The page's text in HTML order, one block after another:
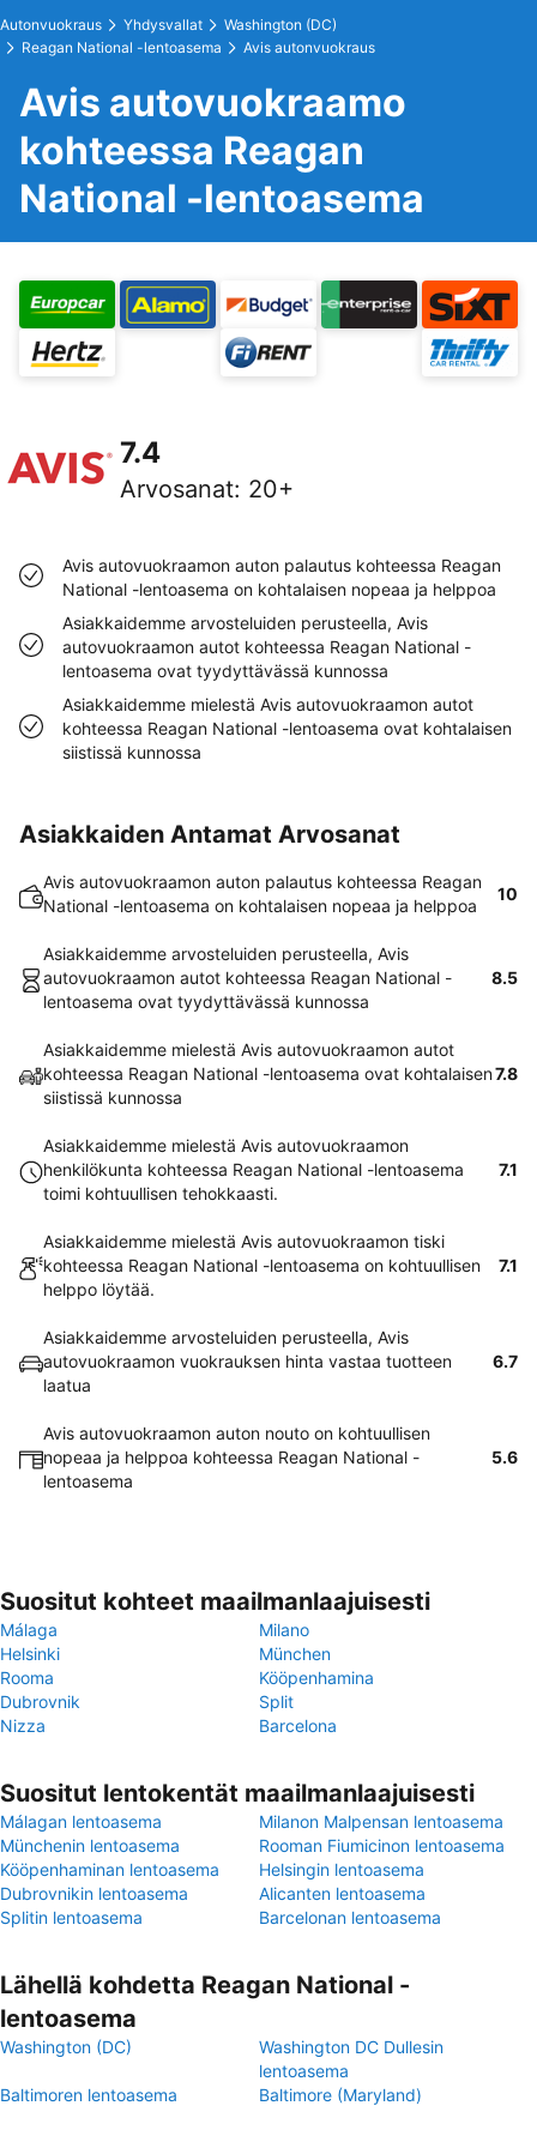
Autonvuokraus Yhdysvallat
Washington (DC)
Reagan National -lentoasema
Avis autonvuokraus
Avis autovuokraamo
kohteessa Reagan
National -lentoasema
7.4
Arvosanat: 20+
Avis autovuokraamon auton palautus kohteessa Reagan
National -lentoasema on kohtalaisen nopeaa ja helppoa
Asiakkaidemme arvosteluiden perusteella, Avis
autovuokraamon autot kohteessa Reagan National -
lentoasema ovat tyydyttävässä kunnossa
Asiakkaidemme mielestä Avis autovuokraamon autot
kohteessa Reagan National -lentoasema ovat kohtalaisen
siistissä kunnossa
Asiakkaiden Antamat Arvosanat
Avis autovuokraamon auton palautus kohteessa Reagan
National -lentoasema on kohtalaisen nopeaa ja helppoa
10
Asiakkaidemme arvosteluiden perusteella, Avis
autovuokraamon autot kohteessa Reagan National -
lentoasema ovat tyydyttävässä kunnossa
8.5
Asiakkaidemme mielestä Avis autovuokraamon autot
kohteessa Reagan National -lentoasema ovat kohtalaisen
siistissä kunnossa
7.8
Asiakkaidemme mielestä Avis autovuokraamon
henkilökunta kohteessa Reagan National -lentoasema
toimi kohtuullisen tehokkaasti.
7.1
Asiakkaidemme mielestä Avis autovuokraamon tiski
kohteessa Reagan National -lentoasema on kohtuullisen
helppo löytää.
7.1
Asiakkaidemme arvosteluiden perusteella, Avis
autovuokraamon vuokrauksen hinta vastaa tuotteen
laatua
6.7
Avis autovuokraamon auton nouto on kohtuullisen
nopeaa ja helppoa kohteessa Reagan National -
lentoasema
5.6
Suositut kohteet maailmanlaajuisesti
Málaga
Milano
Helsinki
München
Rooma
Kööpenhamina
Dubrovnik
Split
Nizza
Barcelona
Suositut lentokentät maailmanlaajuisesti
Málagan lentoasema
Milanon Malpensan lentoasema
Münchenin lentoasema
Rooman Fiumicinon lentoasema
Kööpenhaminan lentoasema
Helsingin lentoasema
Dubrovnikin lentoasema
Alicanten lentoasema
Splitin lentoasema
Barcelonan lentoasema
Lähellä kohdetta Reagan National -
lentoasema
Washington (DC)
Washington DC Dullesin
lentoasema
Baltimoren lentoasema
Baltimore (Maryland)